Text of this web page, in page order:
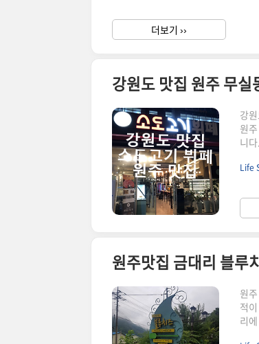
더보기 ››
강원도 맛집 원주 무실
강
원
니
합
뷔
조
Life
원주맛집 금대리 블루
원
적
리